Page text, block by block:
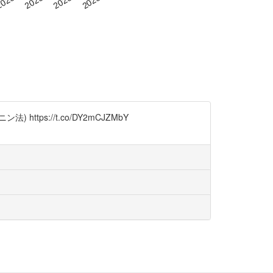
ン法) https://t.co/DY2mCJZMbY